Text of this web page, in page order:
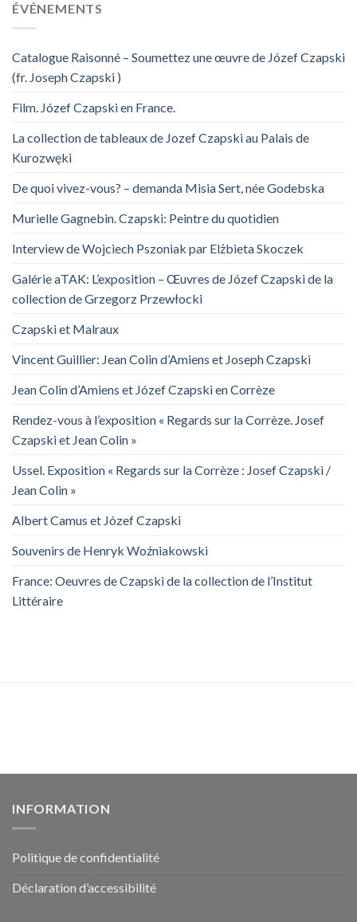
ÉVÉNEMENTS
Catalogue Raisonné – Soumettez une œuvre de Józef Czapski
(fr. Joseph Czapski )
Film. Józef Czapski en France.
La collection de tableaux de Jozef Czapski au Palais de
Kurozwęki
De quoi vivez-vous? – demanda Misia Sert, née Godebska
Murielle Gagnebin. Czapski: Peintre du quotidien
Interview de Wojciech Pszoniak par Elżbieta Skoczek
Galérie aTAK: L’exposition – Œuvres de Józef Czapski de la
collection de Grzegorz Przewłocki
Czapski et Malraux
Vincent Guillier: Jean Colin d’Amiens et Joseph Czapski
Jean Colin d’Amiens et Józef Czapski en Corrèze
Rendez-vous à l’exposition « Regards sur la Corrèze. Josef
Czapski et Jean Colin »
Ussel. Exposition « Regards sur la Corrèze : Josef Czapski /
Jean Colin »
Albert Camus et Józef Czapski
Souvenirs de Henryk Woźniakowski
France: Oeuvres de Czapski de la collection de l’Institut
Littéraire
INFORMATION
Politique de confidentialité
Déclaration d’accessibilité